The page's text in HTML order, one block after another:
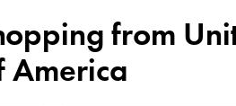
普段３７を履きますが、ソ
ったです！
2024-05-27 にアップロード
from
America